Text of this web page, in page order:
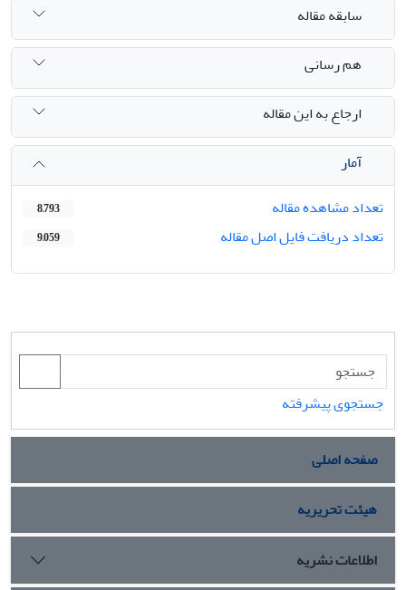
سابقه مقاله
هم رسانی
ارجاع به این مقاله
آمار
تعداد مشاهده مقاله
8,793
تعداد دریافت فایل اصل مقاله 9,059
جستجوی پیشرفته
صفحه اصلی
هیئت تحریریه
اطلاعات نشریه